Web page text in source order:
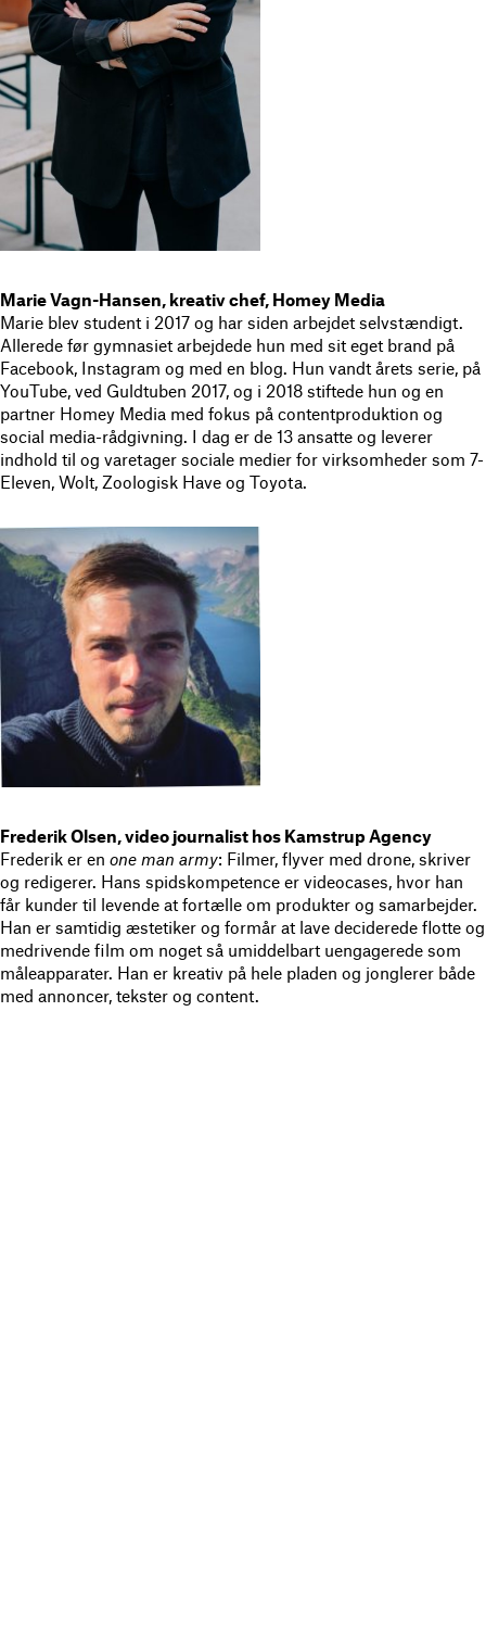
Marie Vagn-Hansen, kreativ chef, Homey Media
Marie blev student i 2017 og har siden arbejdet selvstændigt.
Allerede før gymnasiet arbejdede hun med sit eget brand på
Facebook, Instagram og med en blog. Hun vandt årets serie, på
YouTube, ved Guldtuben 2017, og i 2018 stiftede hun og en
partner Homey Media med fokus på contentproduktion og
social media-rådgivning. I dag er de 13 ansatte og leverer
indhold til og varetager sociale medier for virksomheder som 7-
Eleven, Wolt, Zoologisk Have og Toyota.
Frederik Olsen, video journalist hos Kamstrup Agency
Frederik er en one man army: Filmer, flyver med drone, skriver
og redigerer. Hans spidskompetence er videocases, hvor han
får kunder til levende at fortælle om produkter og samarbejder.
Han er samtidig æstetiker og formår at lave deciderede flotte og
medrivende film om noget så umiddelbart uengagerede som
måleapparater. Han er kreativ på hele pladen og jonglerer både
med annoncer, tekster og content.